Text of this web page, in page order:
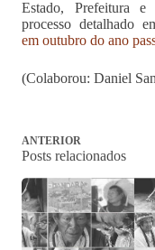
Estado, Prefeitura
processo detalhado
em outubro do ano
(Colaborou: Daniel
ANTERIOR
Posts relacionados